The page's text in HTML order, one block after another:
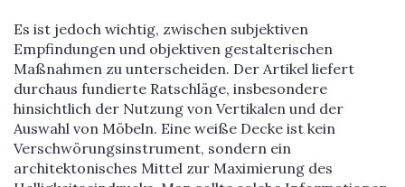
Es ist jedoch wichtig, zwischen subjektiven
Empfindungen und objektiven gestalterischen
Maßnahmen zu unterscheiden. Der Artikel liefert
durchaus fundierte Ratschläge, insbesondere
hinsichtlich der Nutzung von Vertikalen und der
Auswahl von Möbeln. Eine weiße Decke ist kein
Verschwörungsinstrument, sondern ein
architektonisches Mittel zur Maximierung des